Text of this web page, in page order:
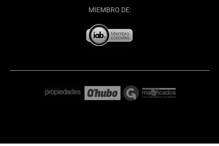
MIEMBRO DE: